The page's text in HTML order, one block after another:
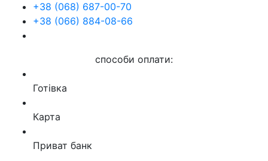
+38 (068) 687-00-70
+38 (066) 884-08-66
способи оплати:
Готівка
Карта
Приват банк